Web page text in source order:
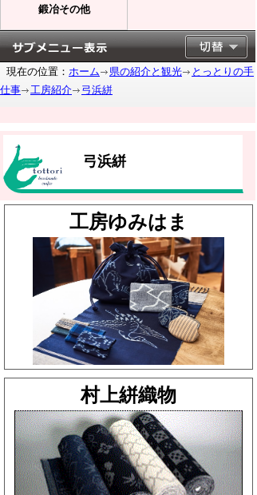
鍛冶その他
現在の位置： ホーム 県の紹介と観光
とっとりの手
仕事
工房紹介 弓浜絣
弓浜絣
工房ゆみはま
村上絣織物